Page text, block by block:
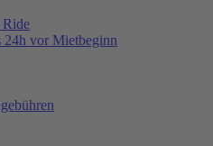
24h vor Mietbeginn